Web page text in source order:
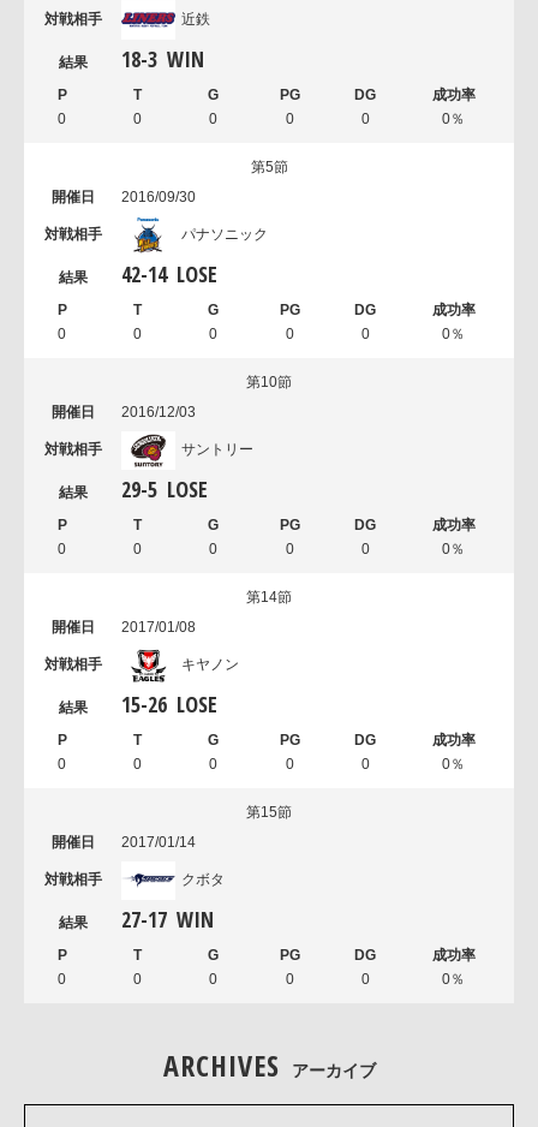
近鉄
18-3 WIN
0 0 0 0 0 0％
第5節
2016/09/30
パナソニック
42-14 LOSE
0 0 0 0 0 0％
第10節
2016/12/03
サントリー
29-5 LOSE
0 0 0 0 0 0％
第14節
2017/01/08
キヤノン
15-26 LOSE
0 0 0 0 0 0％
第15節
2017/01/14
クボタ
27-17 WIN
0 0 0 0 0 0％
ARCHIVES アーカイブ